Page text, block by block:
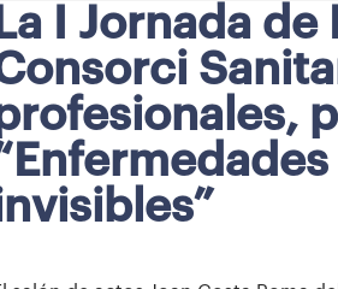
I Jornada